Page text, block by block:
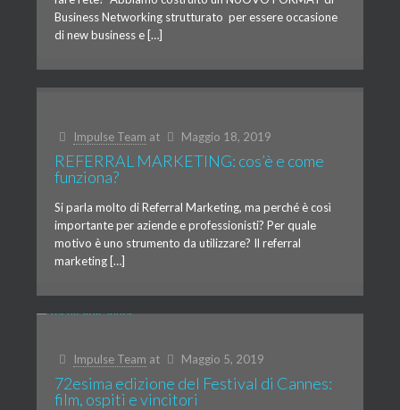
Business Networking strutturato per essere occasione
di new business e […]
Impulse Team at Maggio 18, 2019
REFERRAL MARKETING: cos’è e come
funziona?
Si parla molto di Referral Marketing, ma perché è così
importante per aziende e professionisti? Per quale
motivo è uno strumento da utilizzare? Il referral
marketing […]
Impulse Team at Maggio 5, 2019
72esima edizione del Festival di Cannes:
film, ospiti e vincitori